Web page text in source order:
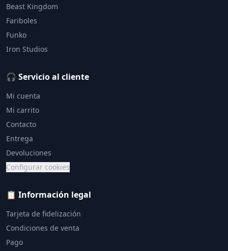
Beast Kingdom
Fariboles
Funko
Iron Studios
🎧 Servicio al cliente
Mi cuenta
Mi carrito
Contacto
Entrega
Devoluciones
Configurar cookies
📋 Información legal
Tarjeta de fidelización
Condiciones de venta
Pago